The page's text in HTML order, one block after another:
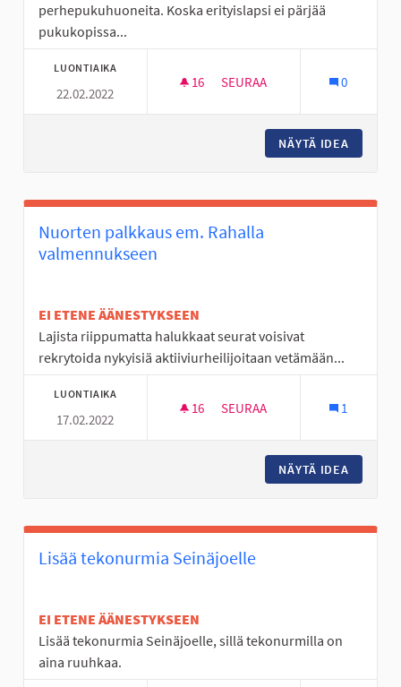
perhepukuhuoneita. Koska erityislapsi ei pärjää
pukukopissa...
LUONTIAIKA
22.02.2022
16 16 SEURAAJAA
SEURAA 0
NÄYTÄ IDEA
Nuorten palkkaus em. Rahalla
valmennukseen
EI ETENE ÄÄNESTYKSEEN
Lajista riippumatta halukkaat seurat voisivat
rekrytoida nykyisiä aktiiviurheilijoitaan vetämään...
LUONTIAIKA
17.02.2022
16 16 SEURAAJAA
SEURAA 1
NÄYTÄ IDEA
Lisää tekonurmia Seinäjoelle
EI ETENE ÄÄNESTYKSEEN
Lisää tekonurmia Seinäjoelle, sillä tekonurmilla on
aina ruuhkaa.